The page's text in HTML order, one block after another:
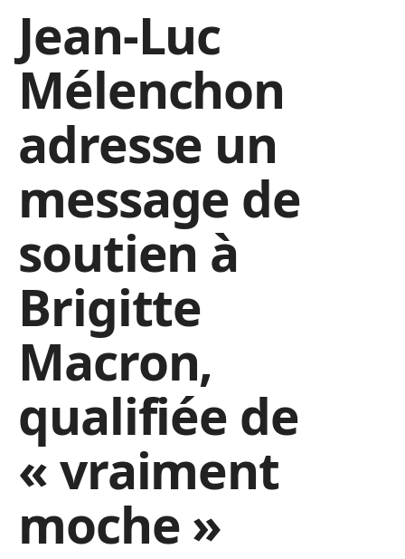
Jean-Luc
Mélenchon
adresse un
message de
soutien à
Brigitte
Macron,
qualifiée de
« vraiment
moche »